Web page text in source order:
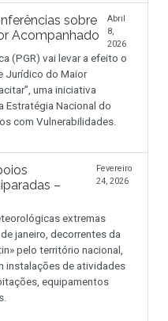
sobre
Acompanhado
Abril
8,
2026
(PGR) vai levar a efeito o
Jurídico do Maior
uma iniciativa
Estratégia Nacional do
com Vulnerabilidades.
–
Fevereiro
24, 2026
extremas
janeiro, decorrentes da
pelo território nacional,
instalações de atividades
equipamentos